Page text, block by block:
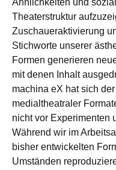
Ähnlichkeiten und
Theaterstruktur
Zuschaueraktivierung
Stichworte unserer
Formen generieren
mit denen Inhalt
machina eX hat sich
medialtheatraler
nicht vor Experimenten
Während wir im
bisher entwickelten
Umständen